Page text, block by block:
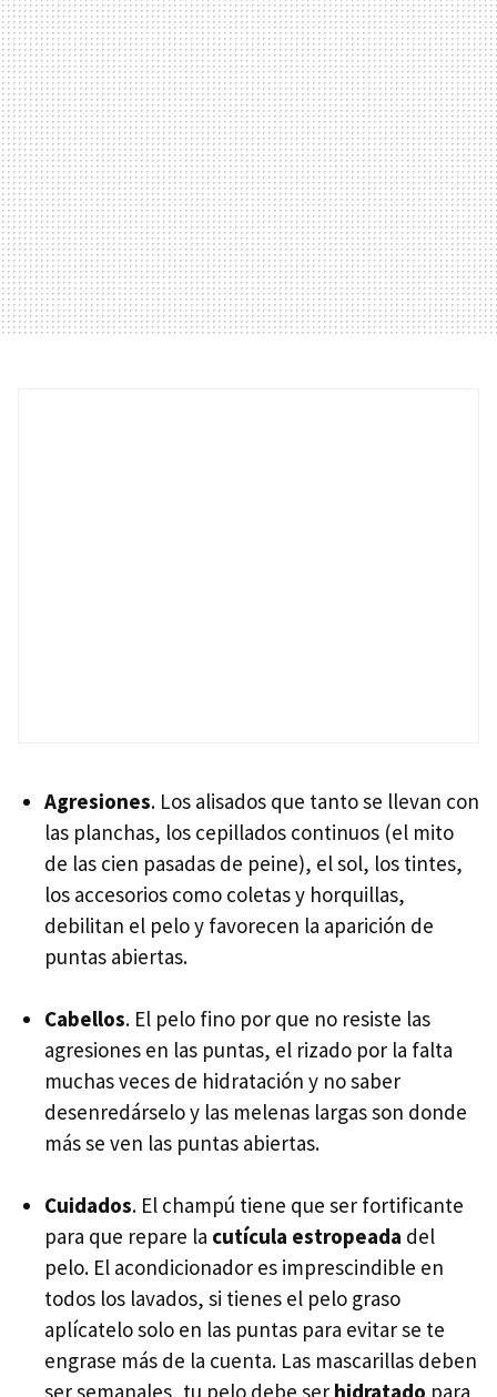
Agresiones. Los alisados que tanto se llevan con
las planchas, los cepillados continuos (el mito
de las cien pasadas de peine), el sol, los tintes,
los accesorios como coletas y horquillas,
debilitan el pelo y favorecen la aparición de
puntas abiertas.
Cabellos. El pelo fino por que no resiste las
agresiones en las puntas, el rizado por la falta
muchas veces de hidratación y no saber
desenredárselo y las melenas largas son donde
más se ven las puntas abiertas.
Cuidados. El champú tiene que ser fortificante
para que repare la cutícula estropeada del
pelo. El acondicionador es imprescindible en
todos los lavados, si tienes el pelo graso
aplícatelo solo en las puntas para evitar se te
engrase más de la cuenta. Las mascarillas deben